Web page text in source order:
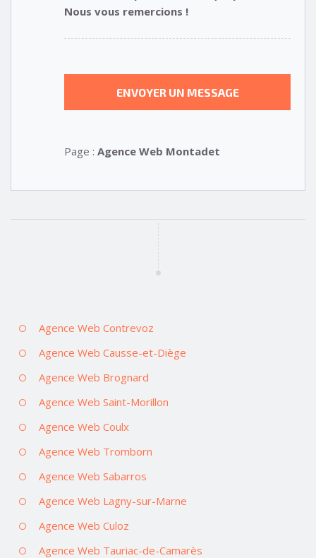
Nous vous remercions !
Page : Agence Web Montadet
Agence Web Contrevoz
Agence Web Causse-et-Diège
Agence Web Brognard
Agence Web Saint-Morillon
Agence Web Coulx
Agence Web Tromborn
Agence Web Sabarros
Agence Web Lagny-sur-Marne
Agence Web Culoz
Agence Web Tauriac-de-Camarès